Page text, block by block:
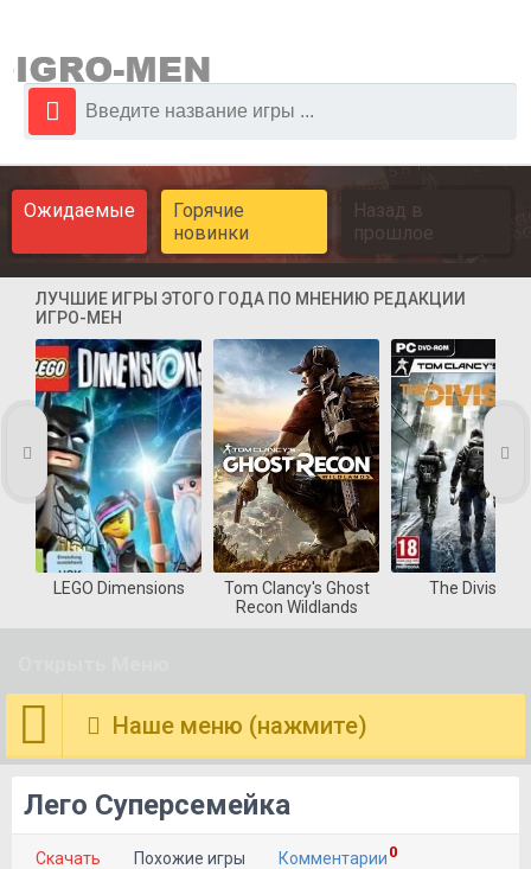
Ожидаемые
Горячие
новинки
Назад в
прошлое
ЛУЧШИЕ ИГРЫ ЭТОГО ГОДА ПО МНЕНИЮ РЕДАКЦИИ
ИГРО-МЕН
LEGO Dimensions
Tom Clancy's Ghost
Recon Wildlands
The Division
Наше меню (нажмите)
Лего Суперсемейка
Скачать Похожие игры Комментарии 0